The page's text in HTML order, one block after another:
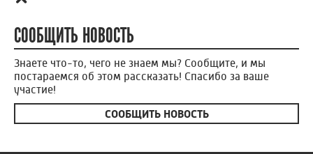
СООБЩИТЬ НОВОСТЬ
Знаете что-то, чего не знаем мы? Сообщите, и мы
постараемся об этом рассказать! Спасибо за ваше
участие!
СООБЩИТЬ НОВОСТЬ